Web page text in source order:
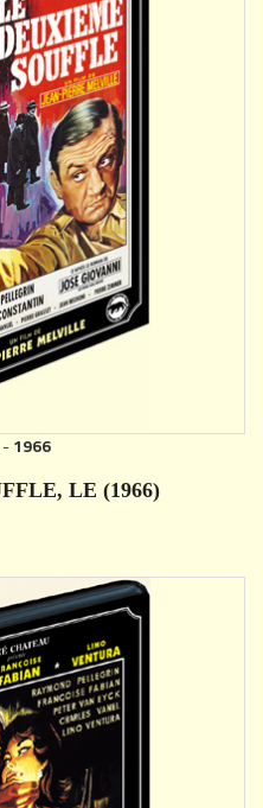
-1966
LE (1966)